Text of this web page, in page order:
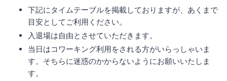
下記にタイムテーブルを掲載しておりますが、あくまで
目安としてご利用ください。
入退場は自由とさせていただきます。
当日はコワーキング利用をされる方がいらっしゃいま
す。そちらに迷惑のかからないようにお願いいたしま
す。